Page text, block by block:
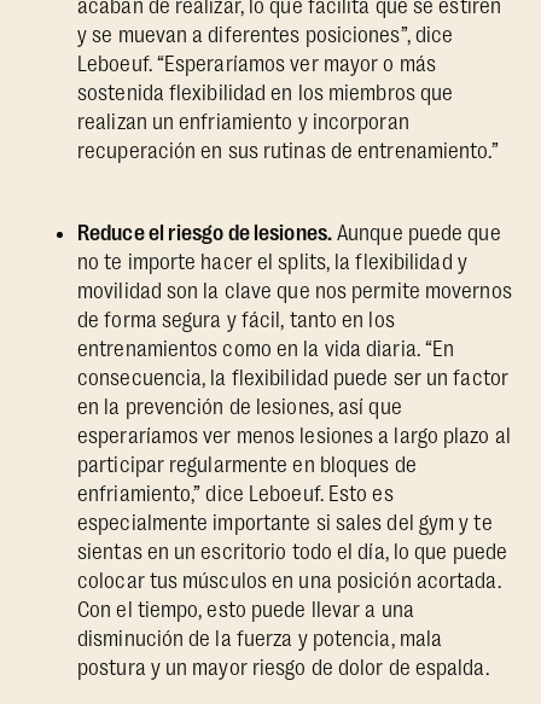
acaban de realizar, lo que facilita que se estiren
y se muevan a diferentes posiciones”, dice
Leboeuf. “Esperaríamos ver mayor o más
sostenida flexibilidad en los miembros que
realizan un enfriamiento y incorporan
recuperación en sus rutinas de entrenamiento.”
Reduce el riesgo de lesiones.Aunque puede que
no te importe hacer el splits, la flexibilidad y
movilidad son la clave que nos permite movernos
de forma segura y fácil, tanto en los
entrenamientos como en la vida diaria. “En
consecuencia, la flexibilidad puede ser un factor
en la prevención de lesiones, así que
esperaríamos ver menos lesiones a largo plazo al
participar regularmente en bloques de
enfriamiento,” dice Leboeuf. Esto es
especialmente importante si sales del gym y te
sientas en un escritorio todo el día, lo que puede
colocar tus músculos en una posición acortada.
Con el tiempo, esto puede llevar a una
disminución de la fuerza y potencia, mala
postura y un mayor riesgo de dolor de espalda.